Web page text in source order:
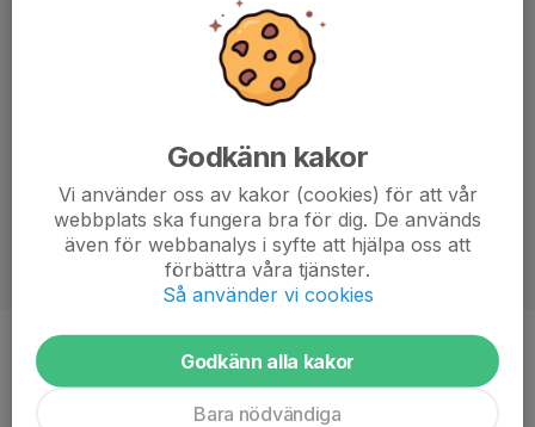
Titel
Huvudtränare, Administration
Ålder
32 år
Godkänn kakor
Vi använder oss av kakor (cookies) för att vår
webbplats ska fungera bra för dig. De används
även för webbanalys i syfte att hjälpa oss att
förbättra våra tjänster.
Så använder vi cookies
Godkänn alla kakor
Bara nödvändiga